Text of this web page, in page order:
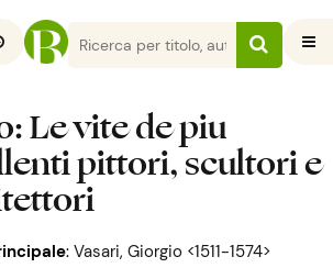
: Le vite de piu
pittori, scultori e
:Vasari, Giorgio <1511-1574>